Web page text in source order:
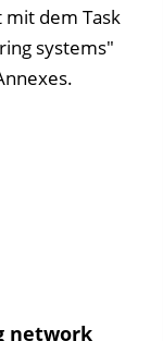
dem Task
systems"
network